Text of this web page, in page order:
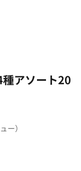
アソート20
ー）